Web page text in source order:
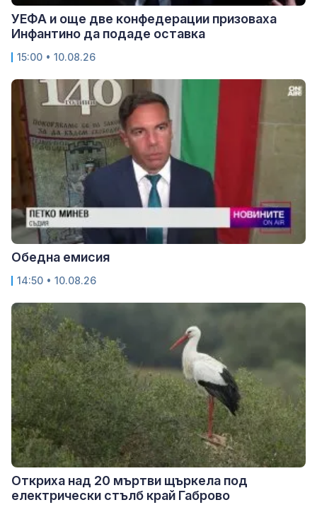
УЕФА и още две конфедерации призоваха
Инфантино да подаде оставка
15:00 • 10.08.26
Обедна емисия
14:50 • 10.08.26
Откриха над 20 мъртви щъркела под
електрически стълб край Габрово